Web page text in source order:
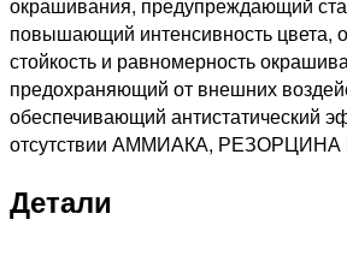
повышающий интенсивность цвета,
стойкость и равномерность
предохраняющий от внешних
обеспечивающий антистатический
отсутствии АММИАКА,
Детали